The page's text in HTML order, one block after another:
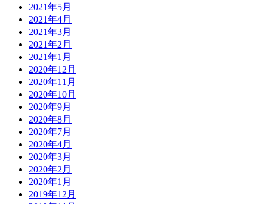
2021年5月
2021年4月
2021年3月
2021年2月
2021年1月
2020年12月
2020年11月
2020年10月
2020年9月
2020年8月
2020年7月
2020年4月
2020年3月
2020年2月
2020年1月
2019年12月